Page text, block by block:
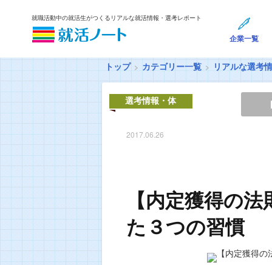
就職活動中の就活生がつくるリアルな就活情報・選考レポート
企業一覧
トップ カテゴリー一覧 リアルな選考
選考情報・体
2017.06.26
【内定獲得の
た３つの習慣